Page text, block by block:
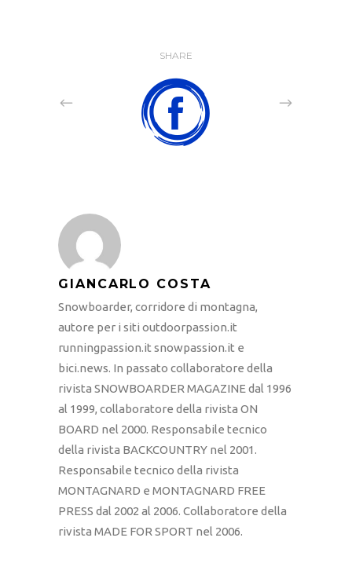
SHARE
GIANCARLO COSTA
Snowboarder, corridore di montagna,
autore per i siti outdoorpassion.it
runningpassion.it snowpassion.it e
bici.news. In passato collaboratore della
rivista SNOWBOARDER MAGAZINE dal 1996
al 1999, collaboratore della rivista ON
BOARD nel 2000. Responsabile tecnico
della rivista BACKCOUNTRY nel 2001.
Responsabile tecnico della rivista
MONTAGNARD e MONTAGNARD FREE
PRESS dal 2002 al 2006. Collaboratore della
rivista MADE FOR SPORT nel 2006.